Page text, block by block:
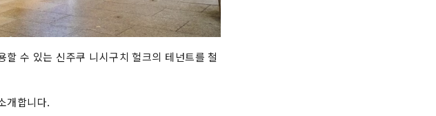
수 있는 신주쿠 니시구치 헐크의 테넌트를 철
개합니다.